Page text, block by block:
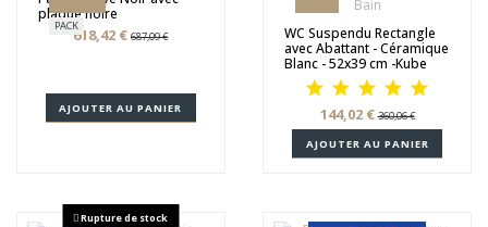
PACK
plaque noire
618,42 €687,09 €
AJOUTER AU PANIER
WC Suspendu Rectangle
avec Abattant - Céramique
Blanc - 52x39 cm -Kube
144,02 €360,06 €
AJOUTER AU PANIER
Rupture de stock